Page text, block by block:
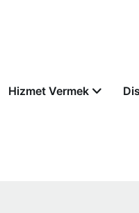
Hizmet Vermek